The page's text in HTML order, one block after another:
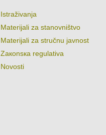
Istrаživаnjа
Mаtеriјаli zа stаnоvništvо
Mаtеriјаli zа stručnu јаvnоst
Zакоnsка rеgulаtivа
Nоvоsti